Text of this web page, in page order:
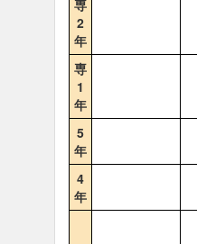
専
2
年
専
1
年
5
年
4
年